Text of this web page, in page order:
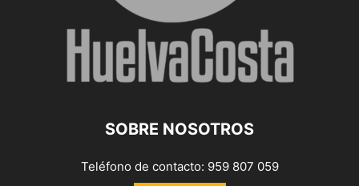
SOBRE NOSOTROS
Teléfono de contacto: 959 807 059